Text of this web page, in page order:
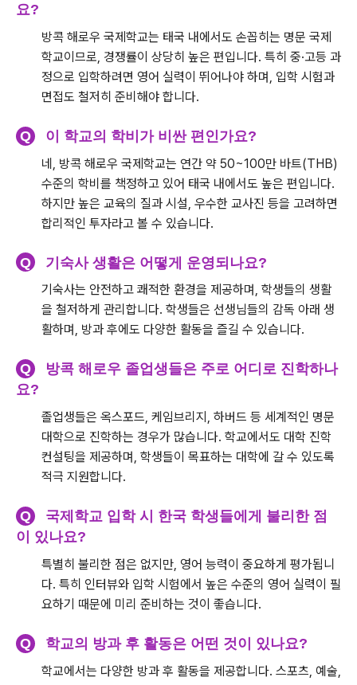
요?
방콕 해로우 국제학교는 태국 내에서도 손꼽히는 명문 국제
학교이므로, 경쟁률이 상당히 높은 편입니다. 특히 중·고등 과
정으로 입학하려면 영어 실력이 뛰어나야 하며, 입학 시험과
면접도 철저히 준비해야 합니다.
Q 이 학교의 학비가 비싼 편인가요?
네, 방콕 해로우 국제학교는 연간 약 50~100만 바트(THB)
수준의 학비를 책정하고 있어 태국 내에서도 높은 편입니다.
하지만 높은 교육의 질과 시설, 우수한 교사진 등을 고려하면
합리적인 투자라고 볼 수 있습니다.
Q 기숙사 생활은 어떻게 운영되나요?
기숙사는 안전하고 쾌적한 환경을 제공하며, 학생들의 생활
을 철저하게 관리합니다. 학생들은 선생님들의 감독 아래 생
활하며, 방과 후에도 다양한 활동을 즐길 수 있습니다.
Q
방콕 해로우 졸업생들은 주로 어디로 진학하나
요?
졸업생들은 옥스포드, 케임브리지, 하버드 등 세계적인 명문
대학으로 진학하는 경우가 많습니다. 학교에서도 대학 진학
컨설팅을 제공하며, 학생들이 목표하는 대학에 갈 수 있도록
적극 지원합니다.
Q
국제학교 입학 시 한국 학생들에게 불리한 점
이 있나요?
특별히 불리한 점은 없지만, 영어 능력이 중요하게 평가됩니
다. 특히 인터뷰와 입학 시험에서 높은 수준의 영어 실력이 필
요하기 때문에 미리 준비하는 것이 좋습니다.
Q 학교의 방과 후 활동은 어떤 것이 있나요?
학교에서는 다양한 방과 후 활동을 제공합니다. 스포츠, 예술,